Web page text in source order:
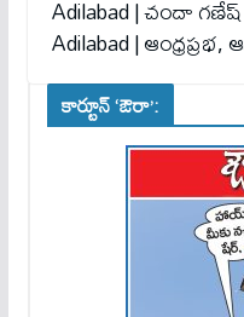
Adilabad | చందా
Adilabad |
కార్టూన్ ‘ఔరా’: